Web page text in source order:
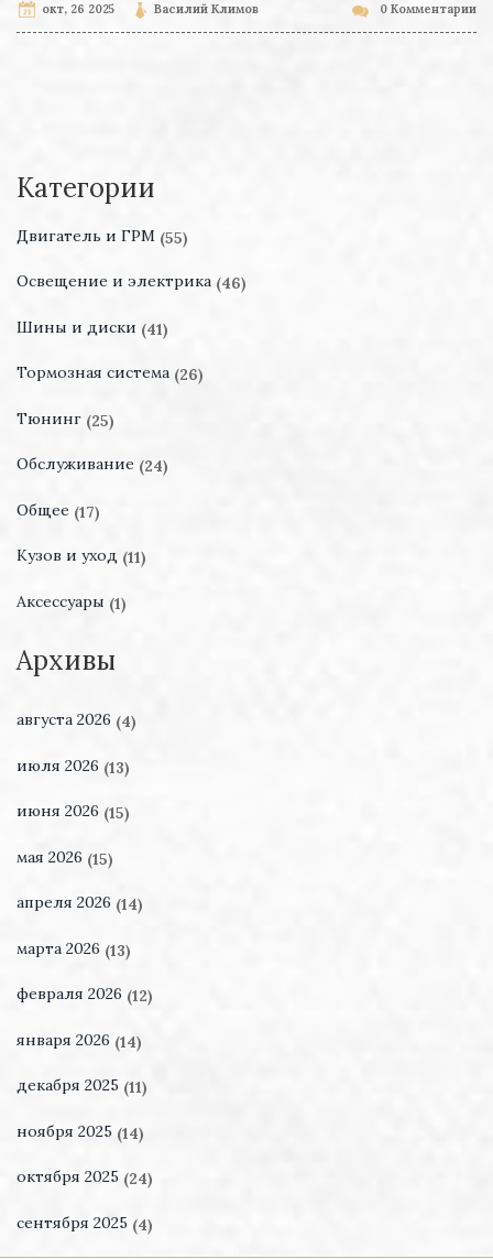
окт, 26 2025 Василий Климов 0 Комментарии
Категории
Двигатель и ГРМ (55)
Освещение и электрика (46)
Шины и диски (41)
Тормозная система (26)
Тюнинг (25)
Обслуживание (24)
Общее (17)
Кузов и уход (11)
Аксессуары (1)
Архивы
августа 2026 (4)
июля 2026 (13)
июня 2026 (15)
мая 2026 (15)
апреля 2026 (14)
марта 2026 (13)
февраля 2026 (12)
января 2026 (14)
декабря 2025 (11)
ноября 2025 (14)
октября 2025 (24)
сентября 2025 (4)